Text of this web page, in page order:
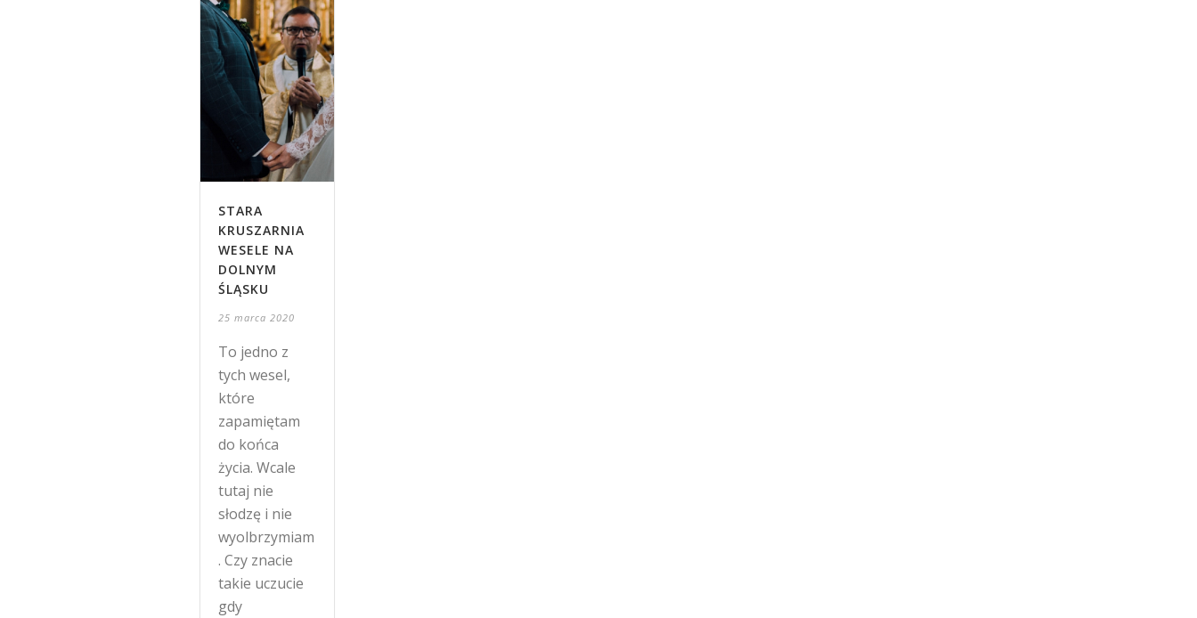
STARA
KRUSZARNIA
WESELE NA
DOLNYM
ŚLĄSKU
25 marca 2020
To jedno z
tych wesel,
które
zapamiętam
do końca
życia. Wcale
tutaj nie
słodzę i nie
wyolbrzymiam
. Czy znacie
takie uczucie
gdy